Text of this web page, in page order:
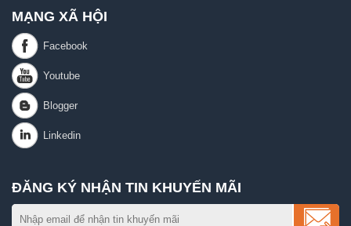
MẠNG XÃ HỘI
ĐĂNG KÝ NHẬN TIN KHUYẾN MÃI